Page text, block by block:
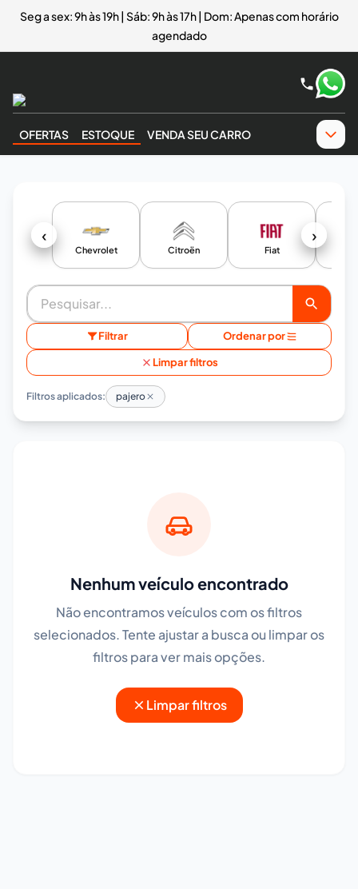
Seg a sex: 9h às 19h | Sáb: 9h às 17h | Dom: Apenas com horário
agendado
OFERTAS ESTOQUE VENDA SEU CARRO
‹ ›
Chevrolet Citroën Fiat
Filtrar Ordenar por
Limpar filtros
Filtros aplicados: pajero
Nenhum veículo encontrado
Não encontramos veículos com os filtros
selecionados. Tente ajustar a busca ou limpar os
filtros para ver mais opções.
Limpar filtros